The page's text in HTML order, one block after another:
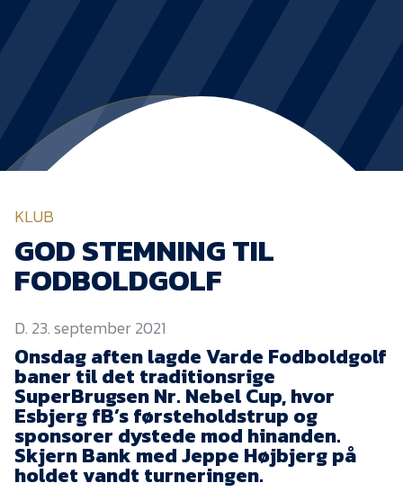
BLUE WATER
NYHEDER
EfB Akademi
Sydvestjysk Fodbold
Samarbejde
Partnere
Blue Water Arena
Aktionærinformation
KLUB
GOD STEMNING TIL
FODBOLDGOLF
D. 23. september 2021
Onsdag aften lagde Varde Fodboldgolf
baner til det traditionsrige
SuperBrugsen Nr. Nebel Cup, hvor
Esbjerg fB’s førsteholdstrup og
sponsorer dystede mod hinanden.
Skjern Bank med Jeppe Højbjerg på
holdet vandt turneringen.